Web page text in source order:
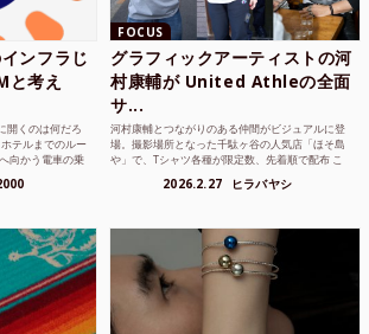
ンフラじ
と考え
開くのは何だろ
テルまでのルー
向かう電車の乗
FOCUS
グラフィックアーティストの河
村康輔が United Athleの全面
サ...
河村康輔とつながりのある仲間がビジュアルに登
場。撮影場所となった千駄ヶ谷の人気店「ほそ島
や」で、Tシャツ各種が限定数、先着順で配布 こ
2026.2.27 ヒラバヤシ